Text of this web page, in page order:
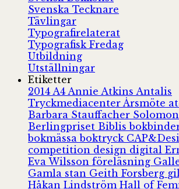
Svenska Tecknare
Tävlingar
Typografirelaterat
Typografisk Fredag
Utbildning
Utställningar
Etiketter
2014 A4 Annie Atkins Antalis
Tryckmediacenter Årsmöte
Barbara Stauffacher Solomon
Berlingpriset Biblis
bokmässaboktryck
competition design digital
Eva Wilsson föreläsning
Gamla stan Geith Forsberg
Håkan Lindström Hall of